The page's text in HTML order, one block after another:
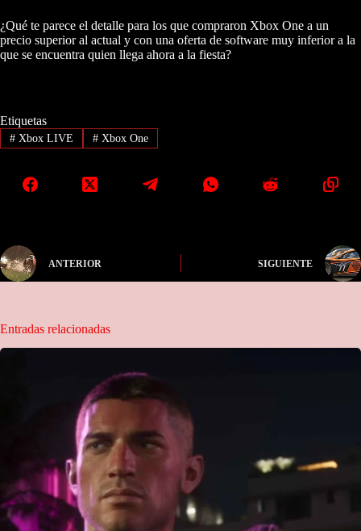
¿Qué te parece el detalle para los que compraron Xbox One a un
precio superior al actual y con una oferta de software muy inferior a la
que se encuentra quien llega ahora a la fiesta?
Etiquetas
#Xbox LIVE #Xbox One
ANTERIOR SIGUIENTE
Entradas relacionadas